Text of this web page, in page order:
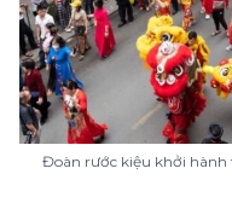
Đoàn rước kiệu khởi hành